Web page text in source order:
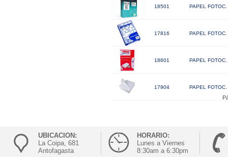
18501 PAPEL
17816 PAPEL
18601 PAPEL
17904 PAPEL
UBICACION:
La Coipa, 681
Antofagasta
HORARIO:
Lunes a Viernes
8:30am a 6:30pm